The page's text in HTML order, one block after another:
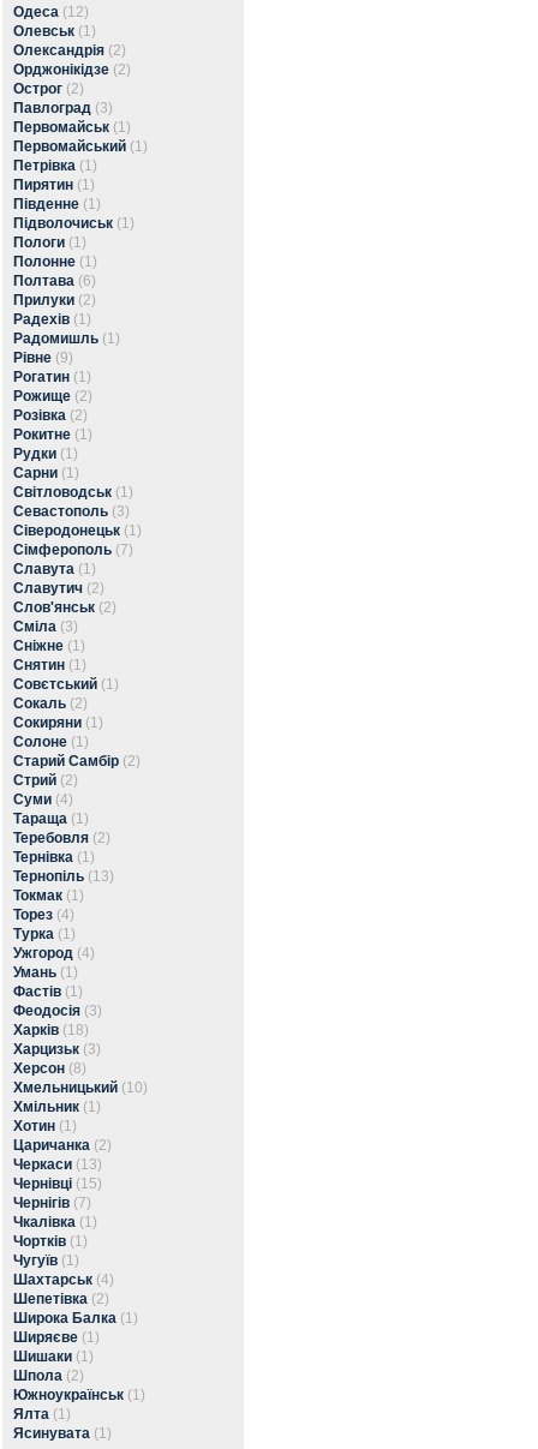
Одеса (12)
Олевськ (1)
Олександрія (2)
Орджонікідзе (2)
Острог (2)
Павлоград (3)
Первомайськ (1)
Первомайський (1)
Петрівка (1)
Пирятин (1)
Південне (1)
Підволочиськ (1)
Пологи (1)
Полонне (1)
Полтава (6)
Прилуки (2)
Радехів (1)
Радомишль (1)
Рівне (9)
Рогатин (1)
Рожище (2)
Розівка (2)
Рокитне (1)
Рудки (1)
Сарни (1)
Світловодськ (1)
Севастополь (3)
Сіверодонецьк (1)
Сімферополь (7)
Славута (1)
Славутич (2)
Слов'янськ (2)
Сміла (3)
Сніжне (1)
Снятин (1)
Совєтський (1)
Сокаль (2)
Сокиряни (1)
Солоне (1)
Старий Самбір (2)
Стрий (2)
Суми (4)
Тараща (1)
Теребовля (2)
Тернівка (1)
Тернопіль (13)
Токмак (1)
Торез (4)
Турка (1)
Ужгород (4)
Умань (1)
Фастів (1)
Феодосія (3)
Харків (18)
Харцизьк (3)
Херсон (8)
Хмельницький (10)
Хмільник (1)
Хотин (1)
Царичанка (2)
Черкаси (13)
Чернівці (15)
Чернігів (7)
Чкалівка (1)
Чортків (1)
Чугуїв (1)
Шахтарськ (4)
Шепетівка (2)
Широка Балка (1)
Ширяєве (1)
Шишаки (1)
Шпола (2)
Южноукраїнськ (1)
Ялта (1)
Ясинувата (1)